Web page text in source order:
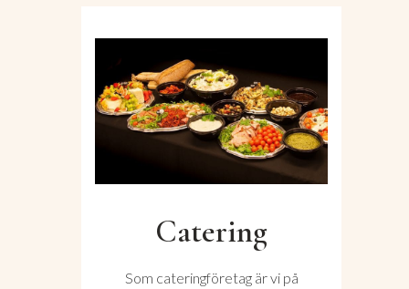
Catering
Som cateringföretag är vi på